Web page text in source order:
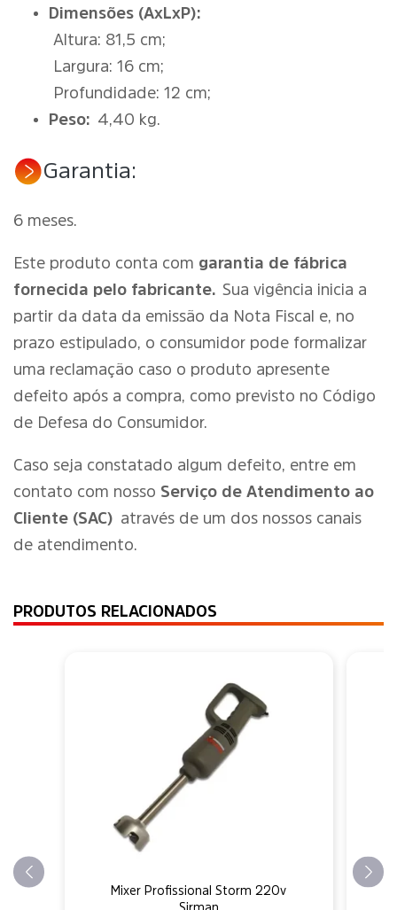
Dimensões (AxLxP):
Altura: 81,5 cm;
Largura: 16 cm;
Profundidade: 12 cm;
Peso: 4,40 kg.
Garantia:
6 meses.
Este produto conta com garantia de fábrica
fornecida pelo fabricante. Sua vigência inicia a
partir da data da emissão da Nota Fiscal e, no
prazo estipulado, o consumidor pode formalizar
uma reclamação caso o produto apresente
defeito após a compra, como previsto no Código
de Defesa do Consumidor.
Caso seja constatado algum defeito, entre em
contato com nosso Serviço de Atendimento ao
Cliente (SAC) através de um dos nossos canais
de atendimento.
PRODUTOS RELACIONADOS
Mixer Profissional Storm 220v
Sirman